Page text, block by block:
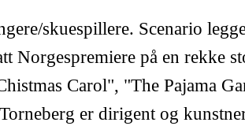
skuespillere. Scenario
Norgespremiere på en rekke
Carol", "The Pajama
er dirigent og